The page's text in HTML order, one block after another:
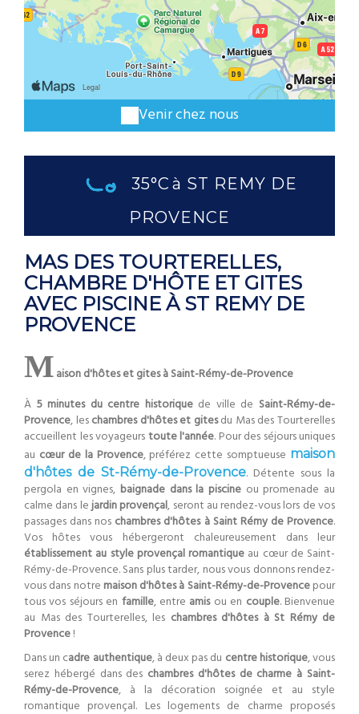
Venir chez nous
35°C à ST REMY DE
PROVENCE
MAS DES TOURTERELLES,
CHAMBRE D'HÔTE ET GITES
AVEC PISCINE À ST REMY DE
PROVENCE
Maison d'hôtes et gites à Saint-Rémy-de-Provence
À 5 minutes du centre historiquede ville de Saint-Rémy-de-
Provence, leschambres d'hôtes et gitesdu Mas des Tourterelles
accueillent les voyageurstoute l'année. Pour des séjours uniques
au cœur de la Provence, préférez cette somptueuse maison
d'hôtes de St-Rémy-de-Provence. Détente sous la
pergola en vignes, baignade dans la piscine ou promenade au
calme dans lejardin provençal, seront au rendez-vous lors de vos
passages dans nos chambres d'hôtes à Saint Rémy de Provence.
Vos hôtes vous hébergeront chaleureusement dans leur
établissement au style provençal romantique au cœur de Saint-
Rémy-de-Provence. Sans plus tarder, nous vous donnons rendez-
vous dans notre maison d'hôtes à Saint-Rémy-de-Provencepour
tous vos séjours en famille, entre amis ou en couple. Bienvenue
au Mas des Tourterelles, les chambres d'hôtes à St Rémy de
Provence!
Dans un cadre authentique, à deux pas du centre historique, vous
serez hébergé dans des chambres d'hôtes de charme à Saint-
Rémy-de-Provence, à la décoration soignée et au style
romantique provençal. Les logements de charme proposés